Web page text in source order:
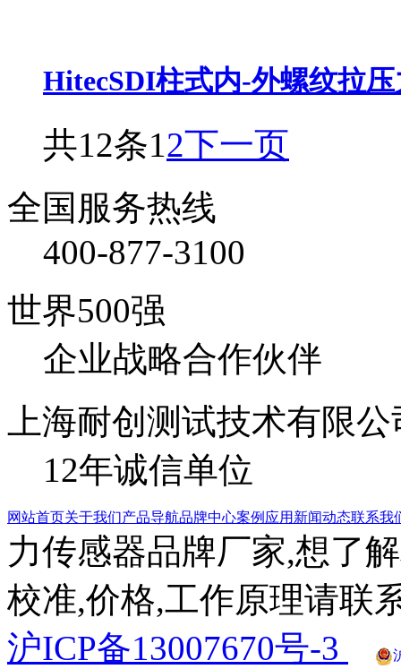
HitecSDI柱式内-外螺纹拉
共12条12下一页
全国服务热线
400-877-3100
世界500强
企业战略合作伙伴
上海耐创测试技术有限公
12年诚信单位
网站首页关于我们产品导航品牌中心案例应用 新闻动态联系我
力传感器品牌厂家,想了
校准,价格,工作原理请联
沪ICP备13007670号-3